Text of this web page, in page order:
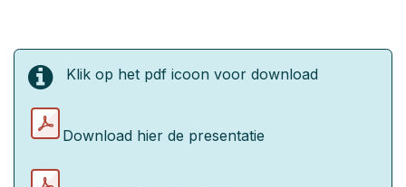
Klik op het pdf icoon voor download
Download hier de presentatie